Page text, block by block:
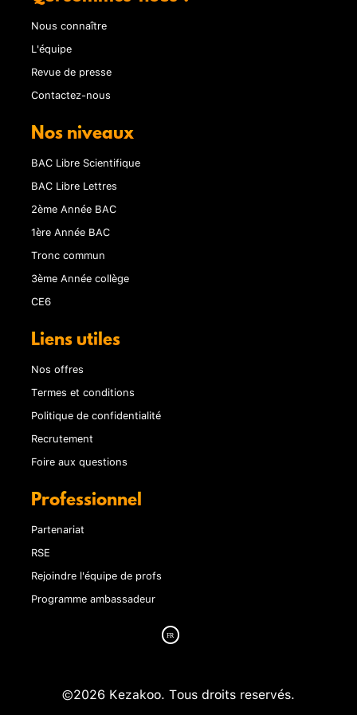
Nous connaître
L'équipe
Revue de presse
Contactez-nous
Nos niveaux
BAC Libre Scientifique
BAC Libre Lettres
2ème Année BAC
1ère Année BAC
Tronc commun
3ème Année collège
CE6
Liens utiles
Nos offres
Termes et conditions
Politique de confidentialité
Recrutement
Foire aux questions
Professionnel
Partenariat
RSE
Rejoindre l'équipe de profs
Programme ambassadeur
©2026 Kezakoo. Tous droits reservés.